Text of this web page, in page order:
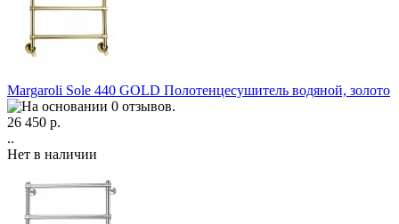
Margaroli Sole 440 GOLD Полотенцесушитель водяной, золото
26 450 р.
..
Нет в наличии